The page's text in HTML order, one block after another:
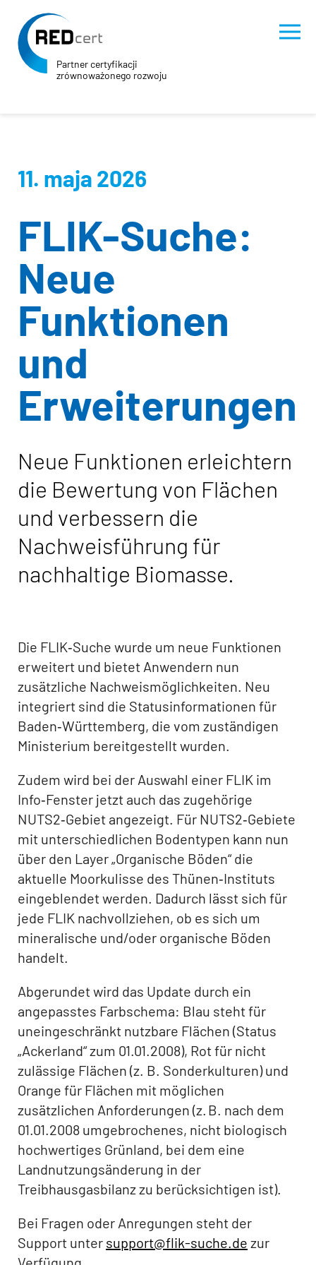
Partner certyfikacji
zrównoważonego rozwoju
11. maja 2026
FLIK-Suche:
Neue
Funktionen
und
Erweiterungen
Neue Funktionen erleichtern
die Bewertung von Flächen
und verbessern die
Nachweisführung für
nachhaltige Biomasse.
Die FLIK‑Suche wurde um neue Funktionen
erweitert und bietet Anwendern nun
zusätzliche Nachweismöglichkeiten. Neu
integriert sind die Statusinformationen für
Baden‑Württemberg, die vom zuständigen
Ministerium bereitgestellt wurden.
Zudem wird bei der Auswahl einer FLIK im
Info‑Fenster jetzt auch das zugehörige
NUTS2‑Gebiet angezeigt. Für NUTS2‑Gebiete
mit unterschiedlichen Bodentypen kann nun
über den Layer „Organische Böden“ die
aktuelle Moorkulisse des Thünen‑Instituts
eingeblendet werden. Dadurch lässt sich für
jede FLIK nachvollziehen, ob es sich um
mineralische und/oder organische Böden
handelt.
Abgerundet wird das Update durch ein
angepasstes Farbschema: Blau steht für
uneingeschränkt nutzbare Flächen (Status
„Ackerland“ zum 01.01.2008), Rot für nicht
zulässige Flächen (z. B. Sonderkulturen) und
Orange für Flächen mit möglichen
zusätzlichen Anforderungen (z. B. nach dem
01.01.2008 umgebrochenes, nicht biologisch
hochwertiges Grünland, bei dem eine
Landnutzungsänderung in der
Treibhausgasbilanz zu berücksichtigen ist).
Bei Fragen oder Anregungen steht der
Support unter support@flik-suche.de zur